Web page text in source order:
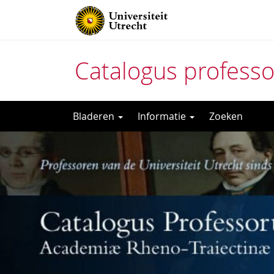
Catalogus
naar
het
inhoud
Bladeren Informatie Zoeken